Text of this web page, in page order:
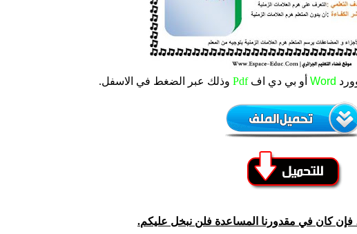
Word أو بي دي افPdf وذلك عبر الضغط في الاسفل.
فإن كان في مقدورنا المساعدة فلن نبخل عليكم.